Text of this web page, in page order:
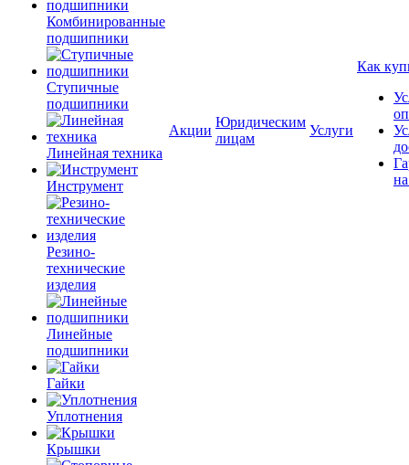
Комбинированные
подшипники
Ступичные
подшипники
Линейная техника
Инструмент
Резино-
технические
изделия
Линейные
подшипники
Гайки
Уплотнения
Крышки
Акции
Юридическим
лицам
Услуги
Как